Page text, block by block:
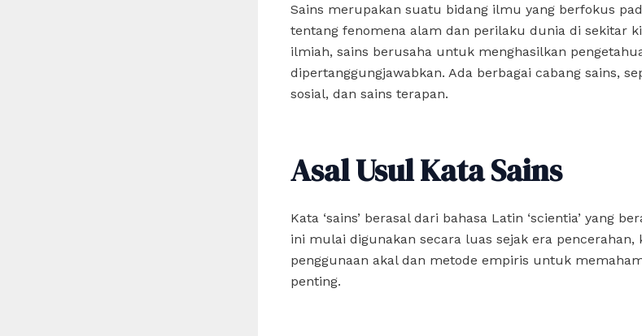
Sains merupakan suatu bidang ilmu yang berfokus
tentang fenomena alam dan perilaku dunia di sekitar
ilmiah, sains berusaha untuk menghasilkan
dipertanggungjawabkan. Ada berbagai cabang sains,
sosial, dan sains terapan.
Asal Usul Kata Sains
Kata ‘sains’ berasal dari bahasa Latin ‘scientia’ yang
ini mulai digunakan secara luas sejak era pencerahan,
penggunaan akal dan metode empiris untuk
penting.